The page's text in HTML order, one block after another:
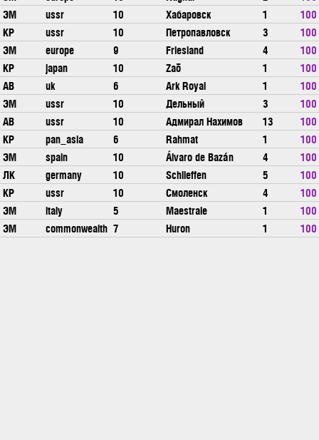
ЭМ
ussr 10 Хабаровск 1
100
КР
ussr 10 Петропавловск 3
100
ЭМ
europe 9 Friesland 4
100
КР
japan 10 Zaō 1
100
АВ
uk 6 Ark Royal 1
100
ЭМ
ussr 10 Дельный 3
100
АВ
ussr 10 Адмирал Нахимов 13
100
КР
pan_asia 6 Rahmat 1
100
ЭМ
spain 10 Álvaro de Bazán 4
100
ЛК
germany 10 Schlieffen 5
100
КР
ussr 10 Смоленск 4
100
ЭМ
italy 5 Maestrale 1
100
ЭМ
commonwealth 7 Huron 1 100